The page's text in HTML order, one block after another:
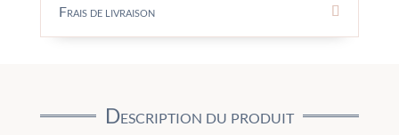
Frais de livraison
Description du produit